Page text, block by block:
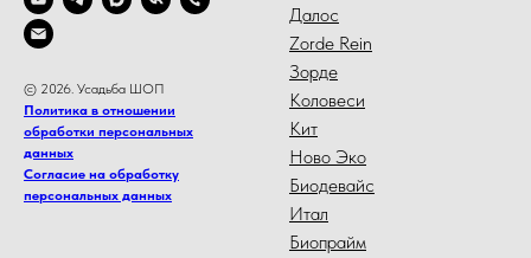
© 2026. Усадьба ШОП
Политика в отношении
обработки персональных
данных
Согласие на обработку
персональных данных
Далос
Zorde Rein
Зорде
Коловеси
Кит
Ново Эко
Биодевайс
Итал
Биопрайм